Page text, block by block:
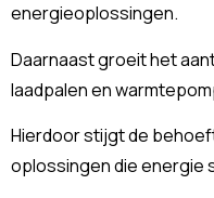
energieoplossingen.
Daarnaast groeit het
laadpalen en
Hierdoor stijgt de
oplossingen die energie